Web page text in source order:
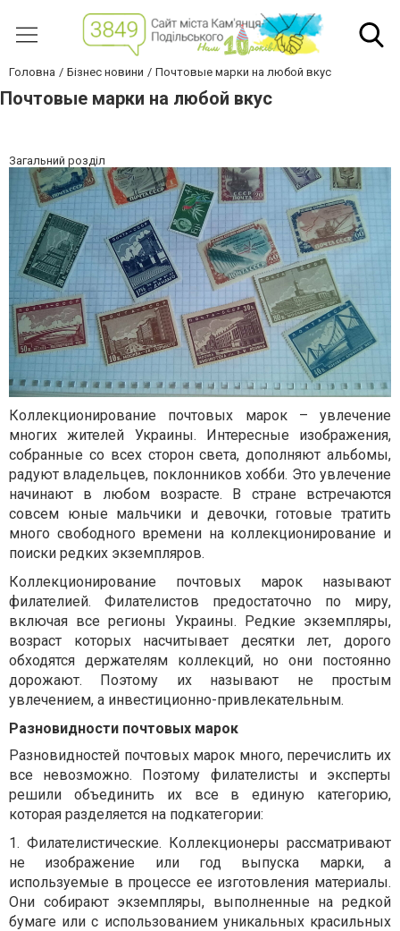
Головна Бізнес новини Почтовые марки на любой вкус
Почтовые марки на любой вкус
Загальний розділ
Коллекционирование почтовых марок – увлечение
многих жителей Украины. Интересные изображения,
собранные со всех сторон света, дополняют альбомы,
радуют владельцев, поклонников хобби. Это увлечение
начинают в любом возрасте. В стране встречаются
совсем юные мальчики и девочки, готовые тратить
много свободного времени на коллекционирование и
поиски редких экземпляров.
Коллекционирование почтовых марок называют
филателией. Филателистов предостаточно по миру,
включая все регионы Украины. Редкие экземпляры,
возраст которых насчитывает десятки лет, дорого
обходятся держателям коллекций, но они постоянно
дорожают. Поэтому их называют не простым
увлечением, а инвестиционно-привлекательным.
Разновидности почтовых марок
Разновидностей почтовых марок много, перечислить их
все невозможно. Поэтому филателисты и эксперты
решили объединить их все в единую категорию,
которая разделяется на подкатегории:
1. Филателистические. Коллекционеры рассматривают
не изображение или год выпуска марки, а
используемые в процессе ее изготовления материалы.
Они собирают экземпляры, выполненные на редкой
бумаге или с использованием уникальных красильных